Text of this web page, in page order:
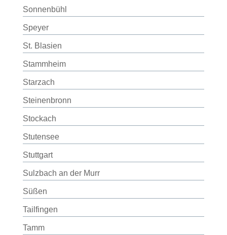
Sonnenbühl
Speyer
St. Blasien
Stammheim
Starzach
Steinenbronn
Stockach
Stutensee
Stuttgart
Sulzbach an der Murr
Süßen
Tailfingen
Tamm